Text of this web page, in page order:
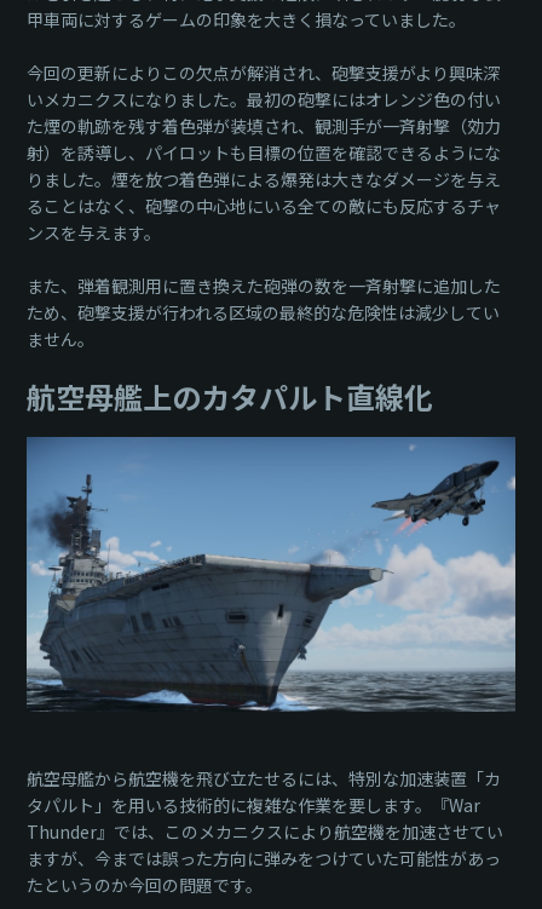
甲車両に対するゲームの印象を大きく損なっていました。
今回の更新によりこの欠点が解消され、砲撃支援がより興味深
いメカニクスになりました。最初の砲撃にはオレンジ色の付い
た煙の軌跡を残す着色弾が装填され、観測手が一斉射撃（効力
射）を誘導し、パイロットも目標の位置を確認できるようにな
りました。煙を放つ着色弾による爆発は大きなダメージを与え
ることはなく、砲撃の中心地にいる全ての敵にも反応するチャ
ンスを与えます。
また、弾着観測用に置き換えた砲弾の数を一斉射撃に追加した
ため、砲撃支援が行われる区域の最終的な危険性は減少してい
ません。
航空母艦上のカタパルト直線化
航空母艦から航空機を飛び立たせるには、特別な加速装置「カ
タパルト」を用いる技術的に複雑な作業を要します。『War
Thunder』では、このメカニクスにより航空機を加速させてい
ますが、今までは誤った方向に弾みをつけていた可能性があっ
たというのか今回の問題です。